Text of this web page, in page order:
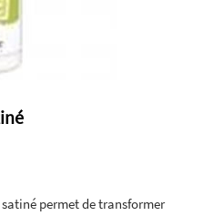
permet de transformer